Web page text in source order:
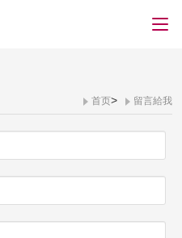
首页> 留言給我